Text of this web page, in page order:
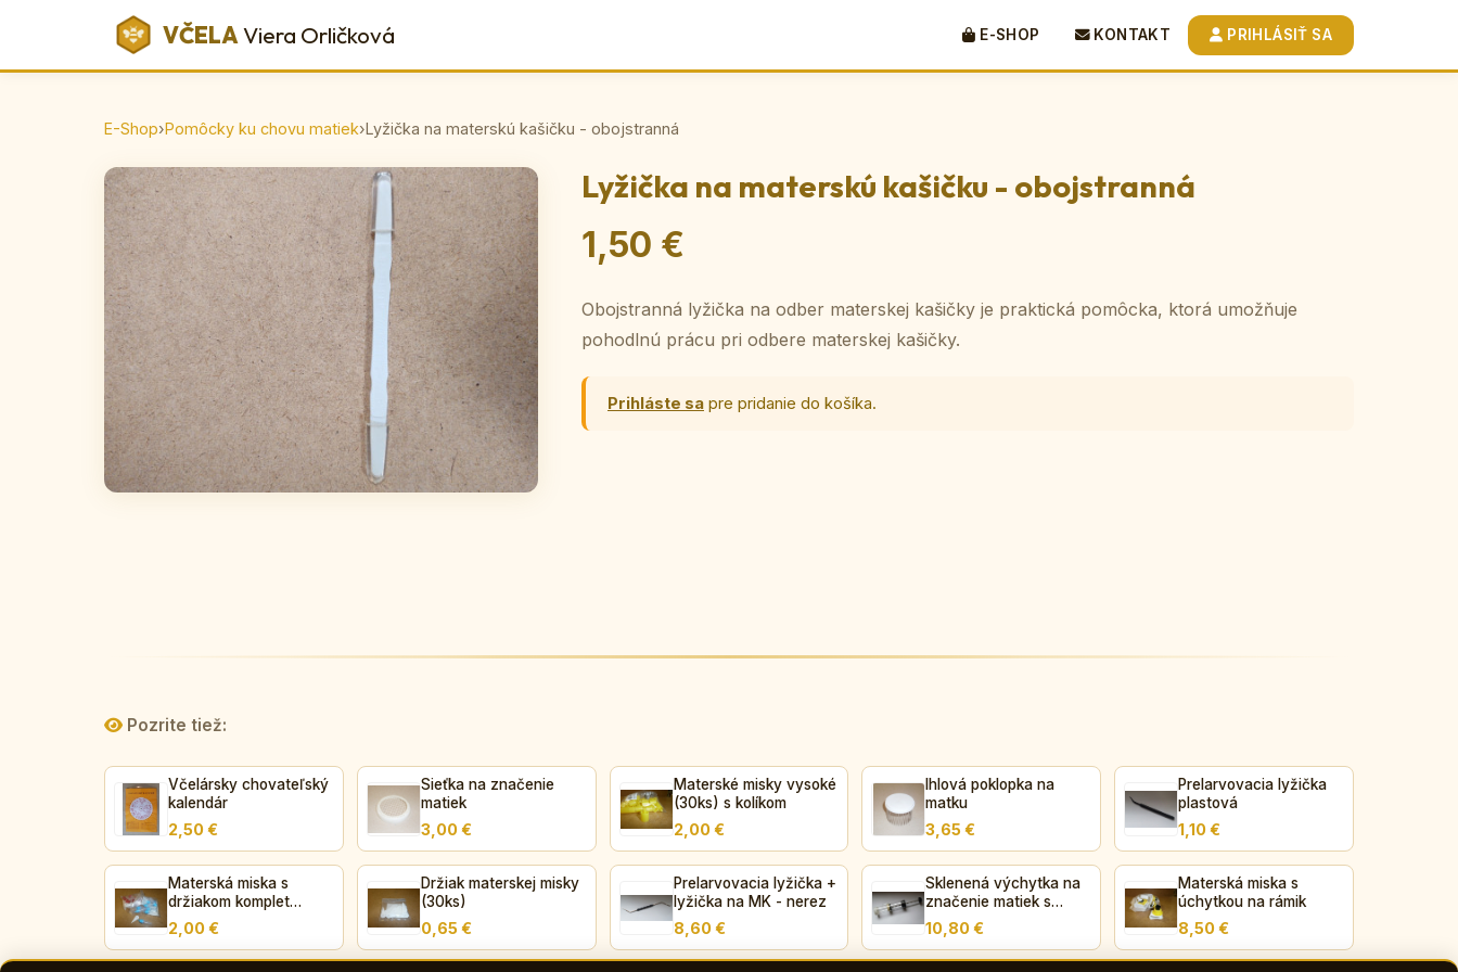
VČELAViera Orličková E-SHOP KONTAKT PRIHLÁSIŤ SA
E-Shop›Pomôcky ku chovu matiek›Lyžička na materskú kašičku - obojstranná
Lyžička na materskú kašičku - obojstranná
1,50 €
Obojstranná lyžička na odber materskej kašičky je praktická pomôcka, ktorá umožňuje
pohodlnú prácu pri odbere materskej kašičky.
Prihláste sa pre pridanie do košíka.
Pozrite tiež:
Včelársky chovateľský
kalendár
2,50 €
Sieťka na značenie
matiek
3,00 €
Materské misky vysoké
(30ks) s kolíkom
2,00 €
Ihlová poklopka na
matku
3,65 €
Prelarvovacia lyžička
plastová
1,10 €
Materská miska s
držiakom komplet
(10ks)
2,00 €
Držiak materskej misky
(30ks)
0,65 €
Prelarvovacia lyžička +
lyžička na MK - nerez
8,60 €
Sklenená výchytka na
značenie matiek s
piestom
10,80 €
Materská miska s
úchytkou na rámik
8,50 €